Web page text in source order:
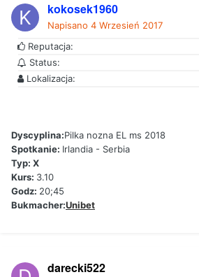
kokosek1960
Napisano 4 Wrzesień 2017
Reputacja:
Status:
Lokalizacja:
Dyscyplina:Pilka nozna EL ms 2018
Spotkanie: Irlandia - Serbia
Typ: X
Kurs: 3.10
Godz: 20;45
Bukmacher:Unibet
darecki522